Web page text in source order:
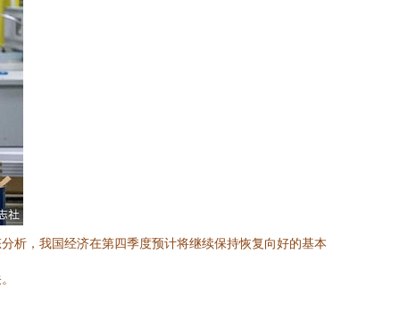
析，我国经济在第四季度预计将继续保持恢复向好的基本